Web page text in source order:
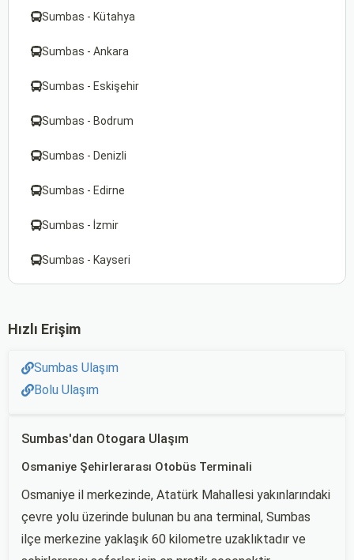
Sumbas - Kütahya
Sumbas - Ankara
Sumbas - Eskişehir
Sumbas - Bodrum
Sumbas - Denizli
Sumbas - Edirne
Sumbas - İzmir
Sumbas - Kayseri
Hızlı Erişim
Sumbas Ulaşım
Bolu Ulaşım
Sumbas'dan Otogara Ulaşım
Osmaniye Şehirlerarası Otobüs Terminali
Osmaniye il merkezinde, Atatürk Mahallesi yakınlarındaki
çevre yolu üzerinde bulunan bu ana terminal, Sumbas
ilçe merkezine yaklaşık 60 kilometre uzaklıktadır ve